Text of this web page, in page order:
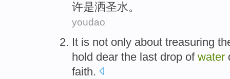
许是洒圣水。
youdao
It is not only about treasuring
hold dear the last drop of water
faith.